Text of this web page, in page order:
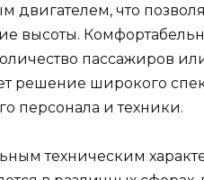
двигателем, что
высоты.
пассажиров
решение широкого
персонала и техники.
техническим